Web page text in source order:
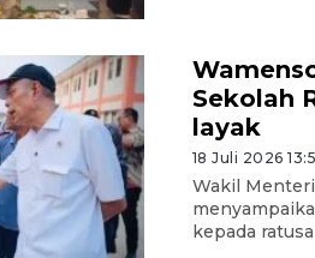
Sekolah
layak
18 Juli 2026
Wakil
kepada